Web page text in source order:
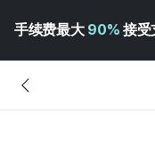
手续费最大 90% 接受